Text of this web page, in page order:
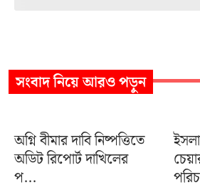
সংবাদনিয়ে আরও পড়ুন
অগ্নি বীমার দাবি নিষ্পত্তিতে
অডিট রিপোর্ট দাখিলের
প...